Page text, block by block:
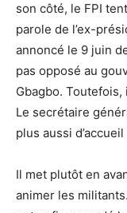
son côté, le FPI
parole de l’ex-
annoncé le 9 juin
pas opposé au
Gbagbo.
Le secrétaire
plus aussi
Il met plutôt en
animer les